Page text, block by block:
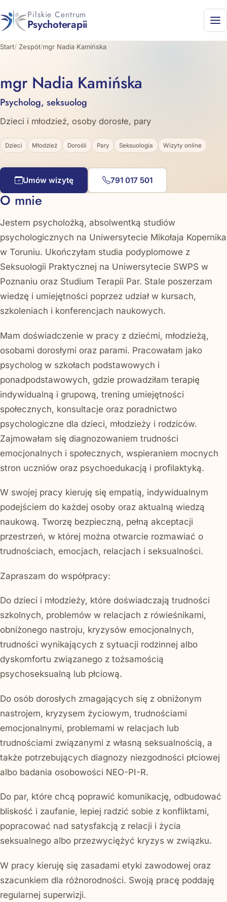
Pilskie Centrum
Psychoterapii
Start/ Zespół/mgr Nadia Kamińska
mgr Nadia Kamińska
Psycholog, seksuolog
Dzieci i młodzież, osoby dorosłe, pary
Dzieci Młodzież Dorośli Pary Seksuologia Wizyty online
Umów wizytę 791 017 501
O mnie
Jestem psycholożką, absolwentką studiów
psychologicznych na Uniwersytecie Mikołaja Kopernika
w Toruniu. Ukończyłam studia podyplomowe z
Seksuologii Praktycznej na Uniwersytecie SWPS w
Poznaniu oraz Studium Terapii Par. Stale poszerzam
wiedzę i umiejętności poprzez udział w kursach,
szkoleniach i konferencjach naukowych.
Mam doświadczenie w pracy z dziećmi, młodzieżą,
osobami dorosłymi oraz parami. Pracowałam jako
psycholog w szkołach podstawowych i
ponadpodstawowych, gdzie prowadziłam terapię
indywidualną i grupową, trening umiejętności
społecznych, konsultacje oraz poradnictwo
psychologiczne dla dzieci, młodzieży i rodziców.
Zajmowałam się diagnozowaniem trudności
emocjonalnych i społecznych, wspieraniem mocnych
stron uczniów oraz psychoedukacją i profilaktyką.
W swojej pracy kieruję się empatią, indywidualnym
podejściem do każdej osoby oraz aktualną wiedzą
naukową. Tworzę bezpieczną, pełną akceptacji
przestrzeń, w której można otwarcie rozmawiać o
trudnościach, emocjach, relacjach i seksualności.
Zapraszam do współpracy:
Do dzieci i młodzieży, które doświadczają trudności
szkolnych, problemów w relacjach z rówieśnikami,
obniżonego nastroju, kryzysów emocjonalnych,
trudności wynikających z sytuacji rodzinnej albo
dyskomfortu związanego z tożsamością
psychoseksualną lub płciową.
Do osób dorosłych zmagających się z obniżonym
nastrojem, kryzysem życiowym, trudnościami
emocjonalnymi, problemami w relacjach lub
trudnościami związanymi z własną seksualnością, a
także potrzebujących diagnozy niezgodności płciowej
albo badania osobowości NEO-PI-R.
Do par, które chcą poprawić komunikację, odbudować
bliskość i zaufanie, lepiej radzić sobie z konfliktami,
popracować nad satysfakcją z relacji i życia
seksualnego albo przezwyciężyć kryzys w związku.
W pracy kieruję się zasadami etyki zawodowej oraz
szacunkiem dla różnorodności. Swoją pracę poddaję
regularnej superwizji.